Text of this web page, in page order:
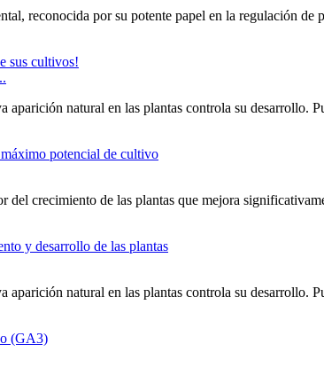
reconocida por su potente papel en la regulación de
natural en las plantas controla su desarrollo.
crecimiento de las plantas que mejora
natural en las plantas controla su desarrollo.